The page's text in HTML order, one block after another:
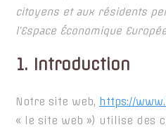
citoyens et aux résidents
l’Espace Économique
1. Introduction
Notre site web, https://
« le site web ») utilise des